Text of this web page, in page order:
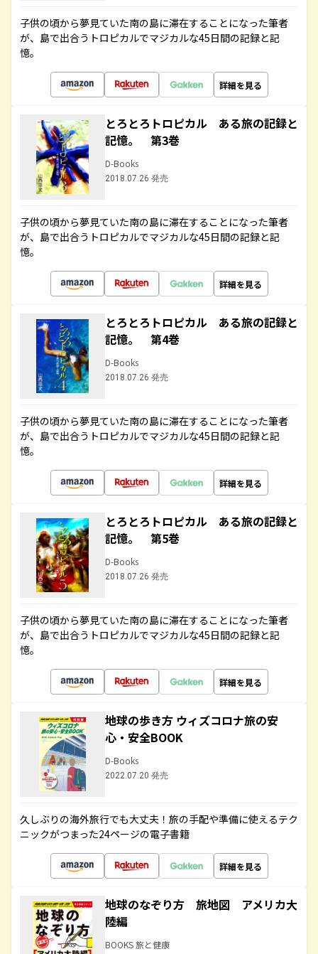
子供の頃から夢見ていた南の島に滞在することになった筆者
が、島で出合うトロピカルでマジカルな45日間の記録と記
憶。
詳細を見る
とろとろトロピカル ある旅の記録と
記憶。 第3巻
D-Books
2018.07.26 発売
子供の頃から夢見ていた南の島に滞在することになった筆者
が、島で出合うトロピカルでマジカルな45日間の記録と記
憶。
詳細を見る
とろとろトロピカル ある旅の記録と
記憶。 第4巻
D-Books
2018.07.26 発売
子供の頃から夢見ていた南の島に滞在することになった筆者
が、島で出合うトロピカルでマジカルな45日間の記録と記
憶。
詳細を見る
とろとろトロピカル ある旅の記録と
記憶。 第5巻
D-Books
2018.07.26 発売
子供の頃から夢見ていた南の島に滞在することになった筆者
が、島で出合うトロピカルでマジカルな45日間の記録と記
憶。
詳細を見る
地球の歩き方 ウィズコロナ旅の安
心・安全BOOK
D-Books
2022.07.20 発売
久しぶりの海外旅行でも大丈夫！旅の手配や準備に使えるテク
ニックがつまった24ページの電子書籍
詳細を見る
地球のなぞり方 旅地図 アメリカ大
陸編
BOOKS 旅と健康